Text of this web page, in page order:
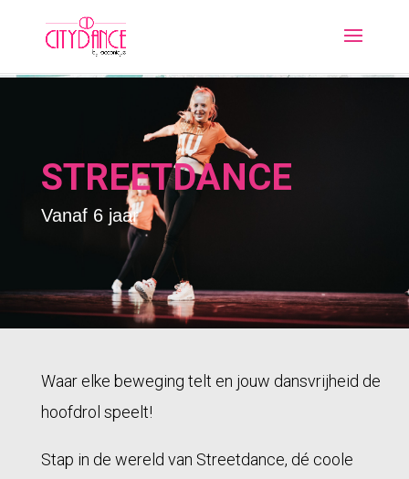
STREETDANCE
Vanaf 6 jaar
Waar elke beweging telt en jouw dansvrijheid de
hoofdrol speelt!
Stap in de wereld van Streetdance, dé coole